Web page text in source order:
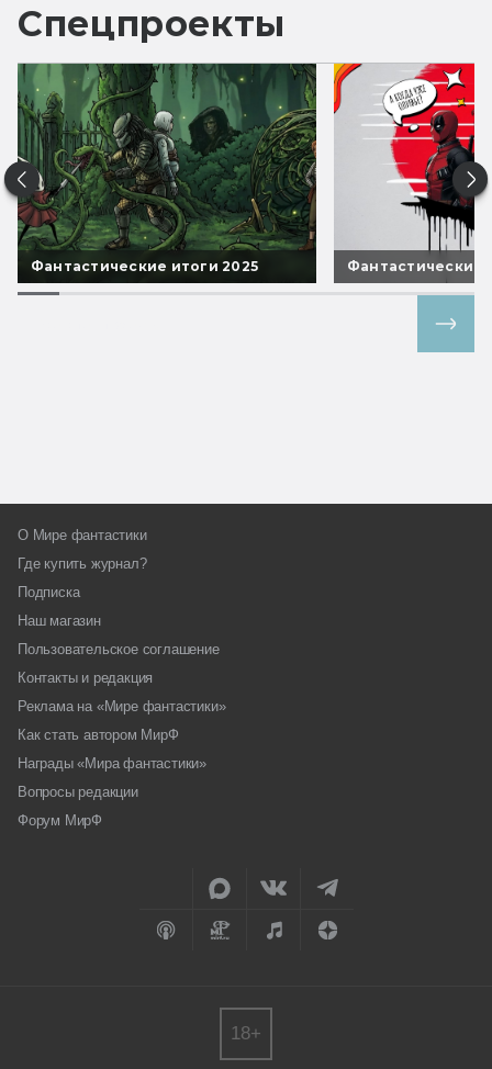
Спецпроекты
Фантастические итоги 2025 Фантастические
О Мире фантастики
Где купить журнал?
Подписка
Наш магазин
Пользовательское соглашение
Контакты и редакция
Реклама на «Мире фантастики»
Как стать автором МирФ
Награды «Мира фантастики»
Вопросы редакции
Форум МирФ
18+